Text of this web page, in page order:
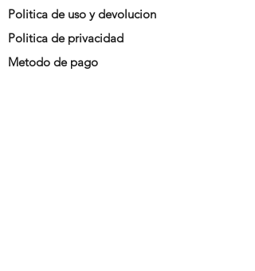
Politica de uso y devolucion
Politica de privacidad
Metodo de pago